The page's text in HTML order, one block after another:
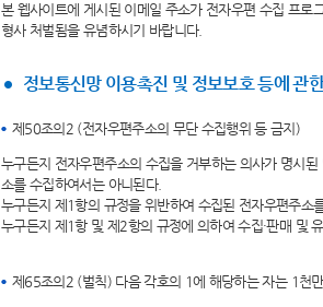
본 웹사이트에 게시된 이메일 주소가 전자우편 수집 프로
형사 처벌됨을 유념하시기 바랍니다.
정보통신망 이용촉진 및 정보보호 등에 관
제50조의2 (전자우편주소의 무단 수집행위 등 금지)
누구든지 전자우편주소의 수집을 거부하는 의사가 명시
소를 수집하여서는 아니된다.
누구든지 제1항의 규정을 위반하여 수집된 전자우편주소
누구든지 제1항 및 제2항의 규정에 의하여 수집·판매 및
제65조의2 (벌칙) 다음 각호의 1에 해당하는 자는 1천